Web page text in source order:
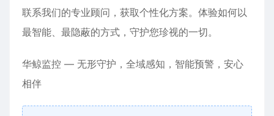
联系我们的专业顾问，获取个性化方案。体验如何以
最智能、最隐蔽的方式，守护您珍视的一切。
华鲸监控 — 无形守护，全域感知，智能预警，安心
相伴